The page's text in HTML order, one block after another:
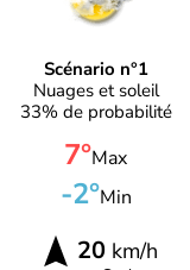
Scénario n°1
Nuages et soleil
33% de probabilité
7°Max
-2°Min
20km/h